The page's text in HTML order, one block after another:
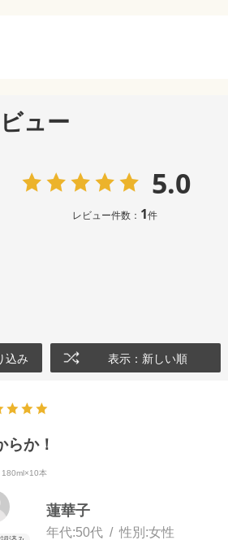
ュー
5.0
レビュー件数： 1件
込み 表示：新しい順
らか！
180ml×10本
蓮華子
年代:50代 性別:女性